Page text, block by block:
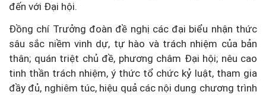
đến với Đại hội.
Đồng chí Trưởng đoàn đề nghị các đại biểu nhận thức
sâu sắc niềm vinh dự, tự hào và trách nhiệm của bản
thân; quán triệt chủ đề, phương châm Đại hội; nêu cao
tinh thần trách nhiệm, ý thức tổ chức kỷ luật, tham gia
đầy đủ, nghiêm túc, hiệu quả các nội dung chương trình